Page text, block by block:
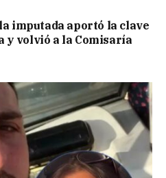
imputada aportó la clave
y volvió a la Comisaría